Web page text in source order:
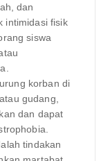
dan
intimidasi fisik
siswa
korban di
gudang,
dan dapat
tindakan